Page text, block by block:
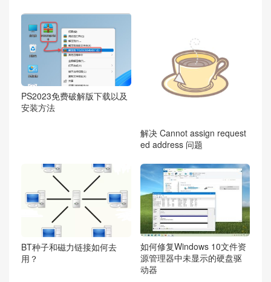
PS2023免费破解版下载以及
安装方法
解决 Cannot assign request
ed address 问题
BT种子和磁力链接如何去
用？
如何修复Windows 10文件资
源管理器中未显示的硬盘驱
动器